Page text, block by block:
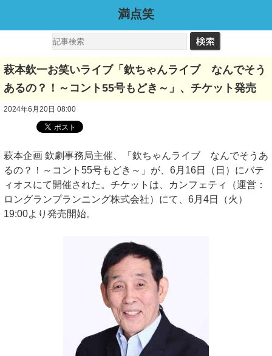
満点笑
萩本欽一お笑いライブ「欽ちゃんライブ なんでそう
あるの？！～コント55号もどき～」、チケット発売
2024年6月20日 08:00
萩本企画 欽劇事務局主催、「欽ちゃんライブ なんでそうあ
るの？！～コント55号もどき～」が、6月16日（日）にバテ
ィオスにて開催された。チケットは、カンフェティ（運営：
ロングランプランニング株式会社）にて、6月4日（火）
19:00より発売開始。